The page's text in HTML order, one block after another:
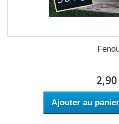
Ajouter au panier